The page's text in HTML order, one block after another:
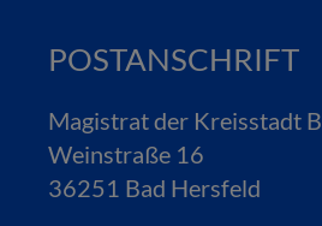
POSTANSCHRIFT
Magistrat der Kreisstadt
Weinstraße 16
36251 Bad Hersfeld